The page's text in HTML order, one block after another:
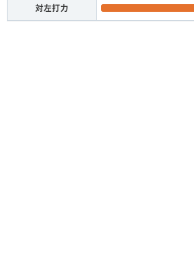
対左打力